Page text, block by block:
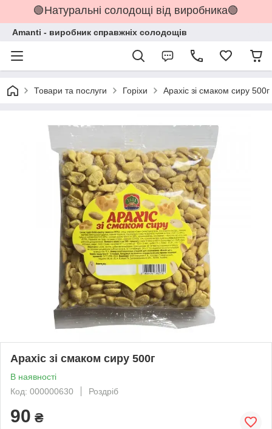
🟢Натуральні солодощі від виробника🟢
Amanti - виробник справжніх солодощів
Товари та послуги Горіхи Арахіс зі смаком сиру 500г
Арахіс зі смаком сиру 500г
В наявності
Код: 000000630
Роздріб
90 ₴